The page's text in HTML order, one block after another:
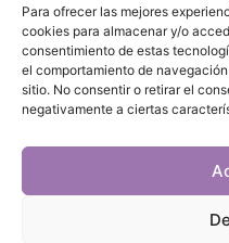
Para ofrecer las mejores
cookies para almacenar y/o
consentimiento de estas
el comportamiento de
sitio. No consentir o retirar el
negativamente a ciertas